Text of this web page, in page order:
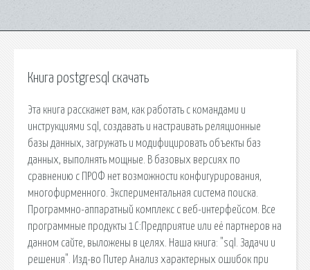
Книга postgresql скачать
Эта книга расскажет вам, как работать с командами и
инструкциями sql, создавать и настраивать реляционные
базы данных, загружать и модифицировать объекты баз
данных, выполнять мощные. В базовых версиях по
сравнению с ПРОФ нет возможности конфигурирования,
многофирменного. Экспериментальная система поиска.
Программно-аппаратный комплекс с веб-интерфейсом. Все
программные продукты 1С:Предприятие или её партнеров на
данном сайте, выложены в целях. Наша книга: "sql. Задачи и
решения". Изд-во Питер Анализ характерных ошибок при